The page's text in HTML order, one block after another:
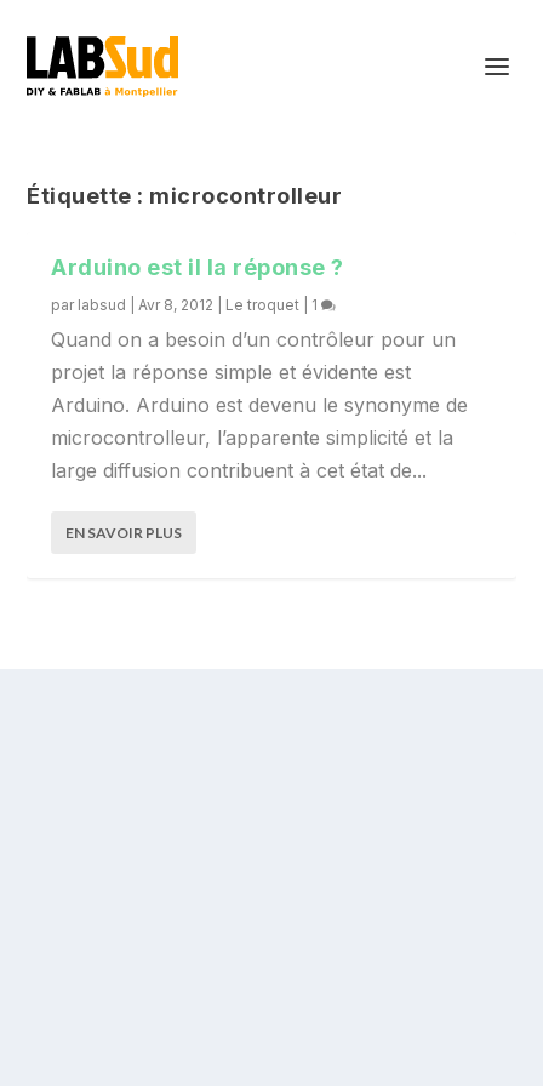
Étiquette : microcontrolleur
Arduino est il la réponse ?
par labsud |Avr 8, 2012 Le troquet 1
Quand on a besoin d’un contrôleur pour un
projet la réponse simple et évidente est
Arduino. Arduino est devenu le synonyme de
microcontrolleur, l’apparente simplicité et la
large diffusion contribuent à cet état de...
EN SAVOIR PLUS